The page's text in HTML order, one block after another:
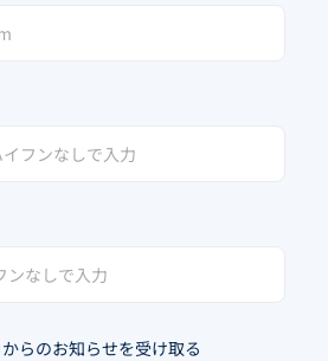
らのお知らせを受け取る